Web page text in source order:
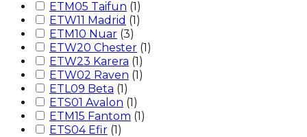
ETM05 Taifun (1)
ETW11 Madrid (1)
ETM10 Nuar (3)
ETW20 Chester (1)
ETW23 Karera (1)
ETW02 Raven (1)
ETL09 Beta (1)
ETS01 Avalon (1)
ETM15 Fantom (1)
ETS04 Efir (1)